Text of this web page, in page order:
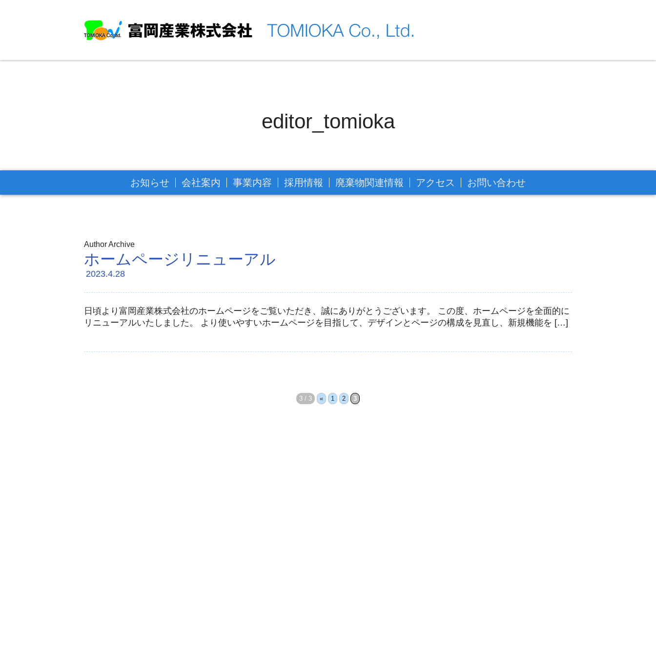
お知らせ 会社案内 事業内容 採用情報 廃棄物関連情報 アクセス お問い合わせ
editor_tomioka
Author Archive
ホームページリニューアル
2023.4.28
日頃より富岡産業株式会社のホームページをご覧いただき、誠にありがとうございます。 この度、ホームページを全面的に
リニューアルいたしました。 より使いやすいホームページを目指して、デザインとページの構成を見直し、新規機能を […]
3 / 3 « 1 2 3